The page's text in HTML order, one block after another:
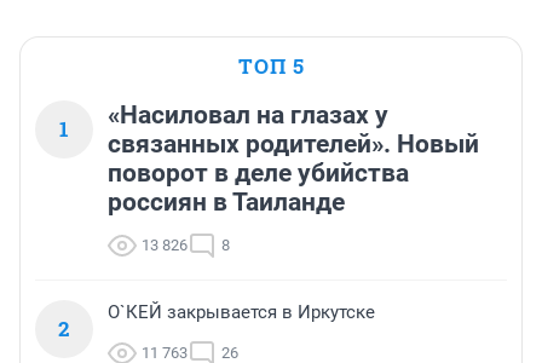
ТОП 5
1
«Насиловал на глазах у
связанных родителей». Новый
поворот в деле убийства
россиян в Таиланде
13 826 8
2
О`КЕЙ закрывается в Иркутске
11 763 26